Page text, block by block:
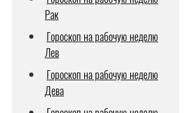
Рак
Гороскоп на рабочую неделю
Лев
Гороскоп на рабочую неделю
Дева